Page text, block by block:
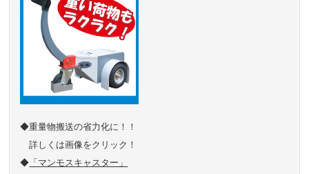
◆重量物搬送の省力化に！！
詳しくは画像をクリック！
◆ 「マンモスキャスター」